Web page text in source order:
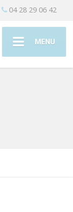
04 28 29 06 42
MENU